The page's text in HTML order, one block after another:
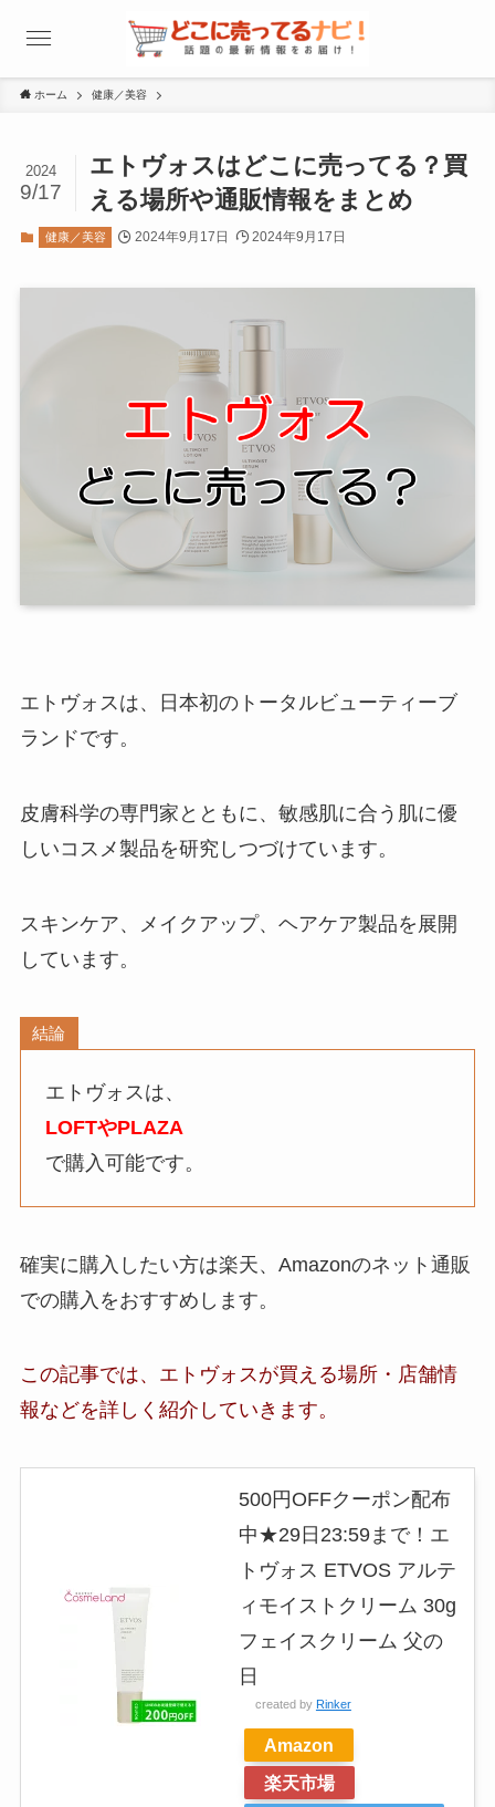
ホーム 健康／美容
エトヴォスはどこに売ってる？買
える場所や通販情報をまとめ
2024
9/17
健康／美容 2024年9月17日 2024年9月17日
エトヴォスは、日本初のトータルビューティーブ
ランドです。
皮膚科学の専門家とともに、敏感肌に合う肌に優
しいコスメ製品を研究しつづけています。
スキンケア、メイクアップ、ヘアケア製品を展開
しています。
結論
エトヴォスは、
LOFTやPLAZA
で購入可能です。
確実に購入したい方は楽天、Amazonのネット通販
での購入をおすすめします。
この記事では、エトヴォスが買える場所・店舗情
報などを詳しく紹介していきます。
500円OFFクーポン配布
中★29日23:59まで！エ
トヴォス ETVOS アルテ
ィモイストクリーム 30g
フェイスクリーム 父の
日
created by Rinker
Amazon
楽天市場